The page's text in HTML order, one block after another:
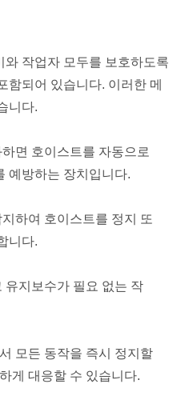
작업자 모두를 보호하도록
함되어 있습니다. 이러한 메
니다.
면 호이스트를 자동으로
예방하는 장치입니다.
하여 호이스트를 정지 또
니다.
유지보수가 필요 없는 작
모든 동작을 즉시 정지할
게 대응할 수 있습니다.